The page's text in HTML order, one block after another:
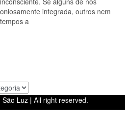
integrada, outros nem
a
São Luz | All right reserved.